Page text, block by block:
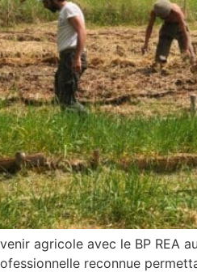
agricole avec le BP REA
reconnue